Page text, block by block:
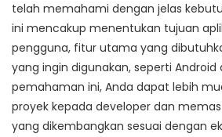
telah memahami dengan jelas
ini mencakup menentukan tujuan
pengguna, fitur utama yang
yang ingin digunakan, seperti Android
pemahaman ini, Anda dapat lebih
proyek kepada developer dan
yang dikembangkan sesuai dengan